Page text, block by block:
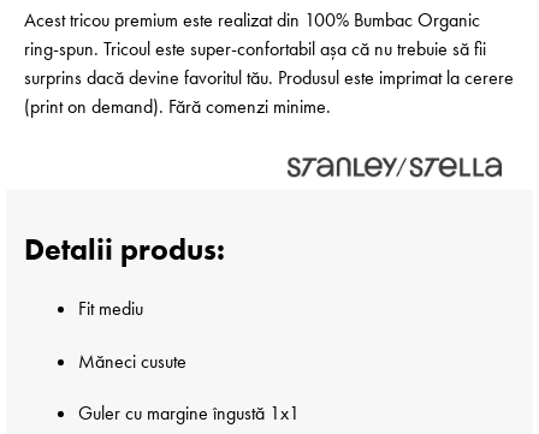
Acest tricou premium este realizat din 100% Bumbac Organic
ring-spun. Tricoul este super-confortabil așa că nu trebuie să fii
surprins dacă devine favoritul tău. Produsul este imprimat la cerere
(print on demand). Fără comenzi minime.
Detalii produs:
Fit mediu
Măneci cusute
Guler cu margine îngustă 1x1